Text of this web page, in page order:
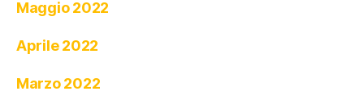
Maggio 2022
Aprile 2022
Marzo 2022